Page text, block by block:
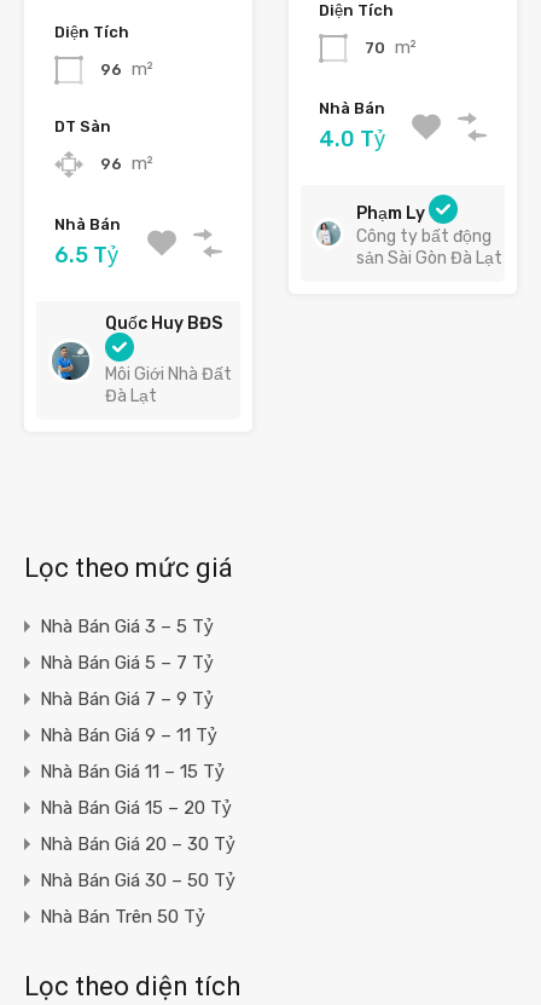
Diện Tích
96 m²
DT Sàn
96 m²
Nhà Bán
6.5 Tỷ
Quốc Huy BĐS
Môi Giới Nhà Đất
Đà Lạt
Diện Tích
70 m²
Nhà Bán
4.0 Tỷ
Phạm Ly
Công ty bất động
sản Sài Gòn Đà Lạt
Lọc theo mức giá
Nhà Bán Giá 3 – 5 Tỷ
Nhà Bán Giá 5 – 7 Tỷ
Nhà Bán Giá 7 – 9 Tỷ
Nhà Bán Giá 9 – 11 Tỷ
Nhà Bán Giá 11 – 15 Tỷ
Nhà Bán Giá 15 – 20 Tỷ
Nhà Bán Giá 20 – 30 Tỷ
Nhà Bán Giá 30 – 50 Tỷ
Nhà Bán Trên 50 Tỷ
Lọc theo diện tích